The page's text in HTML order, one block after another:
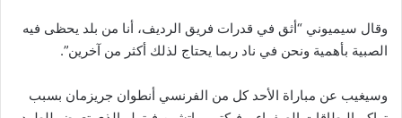
وقال سيميوني “أثق في قدرات فريق الرديف، أنا من بلد يحظى فيه
الصبية بأهمية ونحن في ناد ربما يحتاج لذلك أكثر من آخرين”.
وسيغيب عن مباراة الأحد كل من الفرنسي أنطوان جريزمان بسبب